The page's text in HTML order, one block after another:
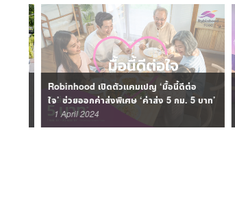
Robinhood เปิดตัวแคมเปญ ‘มื้อนี้ดีต่อ
ใจ’ ช่วยออกค่าส่งพิเศษ ‘ค่าส่ง 5 กม. 5 บาท’
1 April 2024